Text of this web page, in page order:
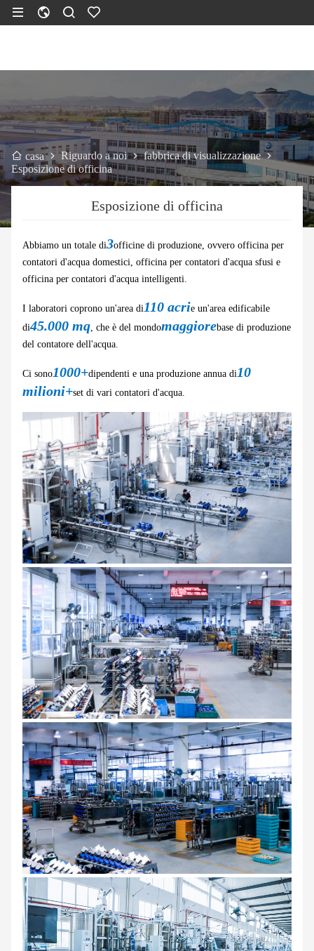
casa Riguardo a noi
fabbrica di visualizzazione
Esposizione di officina
Esposizione di officina
Abbiamo un totale di3officine di produzione, ovvero officina per
contatori d'acqua domestici, officina per contatori d'acqua sfusi e
officina per contatori d'acqua intelligenti.
I laboratori coprono un'area di110 acrie un'area edificabile
di45.000 mq, che è del mondomaggiorebase di produzione
del contatore dell'acqua.
Ci sono1000+dipendenti e una produzione annua di10
milioni+set di vari contatori d'acqua.